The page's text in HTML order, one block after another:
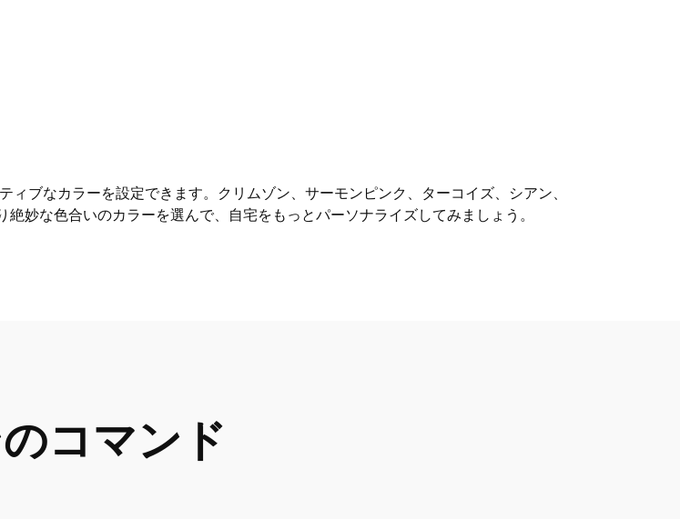
ィブなカラーを設定できます。クリムゾン、サーモンピンク、ターコイズ、シアン、
妙な色合いのカラーを選んで、自宅をもっとパーソナライズしてみましょう。
コマンド